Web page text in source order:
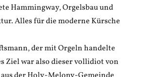
Hammingway, Orgelsbau und
Alles für die moderne Kürsche
der mit Orgeln handelte
Ziel war also dieser vollidiot von